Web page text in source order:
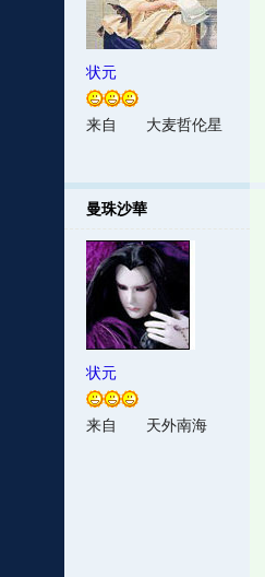
状元
来自
大麦哲伦星
曼珠沙華
状元
来自 天外南海